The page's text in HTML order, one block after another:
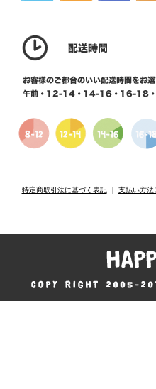
特定商取引法に基づく表記｜ 支払い方法